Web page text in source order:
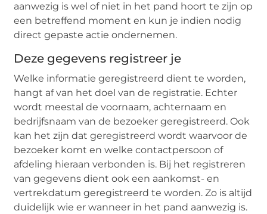
aanwezig is wel of niet in het pand hoort te zijn op
een betreffend moment en kun je indien nodig
direct gepaste actie ondernemen.
Deze gegevens registreer je
Welke informatie geregistreerd dient te worden,
hangt af van het doel van de registratie. Echter
wordt meestal de voornaam, achternaam en
bedrijfsnaam van de bezoeker geregistreerd. Ook
kan het zijn dat geregistreerd wordt waarvoor de
bezoeker komt en welke contactpersoon of
afdeling hieraan verbonden is. Bij het registreren
van gegevens dient ook een aankomst- en
vertrekdatum geregistreerd te worden. Zo is altijd
duidelijk wie er wanneer in het pand aanwezig is.